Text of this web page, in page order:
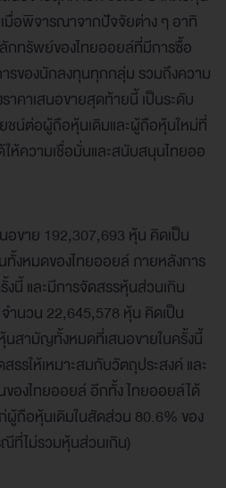
มื่อพิจารณาจากปัจจัยต่าง ๆ อาทิ
กทรัพย์ของไทยออยล์ที่มีการซื้อ
รของนักลงทุนทุกกลุ่ม รวมถึงความ
าคาเสนอขายสุดท้ายนี้ เป็นระดับ
ยชน์ต่อผู้ถือหุ้นเดิมและผู้ถือหุ้นใหม่ที่
ห้ความเชื่อมั่นและสนับสนุนไทยออ
ขาย 192,307,693 หุ้น คิดเป็น
งหมดของไทยออยล์ ภายหลังการ
นี้ และมีการจัดสรรหุ้นส่วนเกิน
ำนวน 22,645,578 หุ้น คิดเป็น
สามัญทั้งหมดที่เสนอขายในครั้งนี้
รให้เหมาะสมกับวัตถุประสงค์ และ
ของไทยออยล์ อีกทั้ง ไทยออยล์ได้
ถือหุ้นเดิมในสัดส่วน 80.6% ของ
ที่ไม่รวมหุ้นส่วนเกิน)